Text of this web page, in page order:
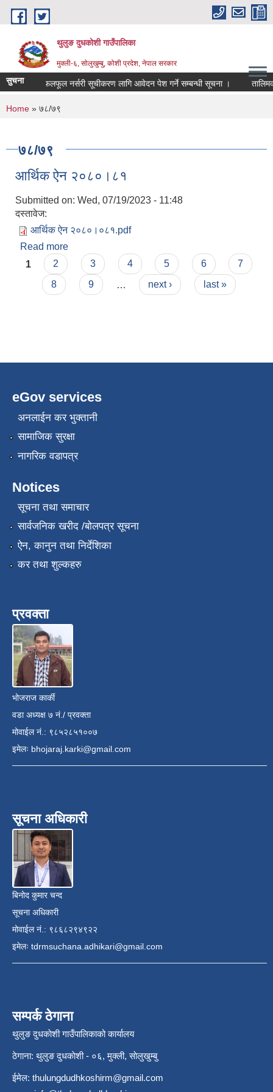
Skip to main content
थुलुङ दुधकोशी गाउँपालिका
मुक्ली-६, सोलुखुम्बु, कोशी प्रदेश, नेपाल सरकार
सुचनानिजि फलफूल नर्सरी सूचीकरण लागि आवेदन पेश गर्ने सम्बन्धी सूचना ।
You are here
Home » ७८/७९
७८/७९
आर्थिक ऐन २०८०।८१
Submitted on: Wed, 07/19/2023 - 11:48
दस्तावेज:
आर्थिक ऐन २०८०।०८१.pdf
Read more
Pages
1 2 3 4 5 6
7
8
9 next › last »
eGov services
अनलाईन कर भुक्तानी
सामाजिक सुरक्षा
नागरिक वडापत्र
Notices
सूचना तथा समाचार
सार्वजनिक खरीद /बोलपत्र सूचना
ऐन, कानुन तथा निर्देशिका
कर तथा शुल्कहरु
प्रवक्ता
भोजराज कार्की
वडा अध्यक्ष ७ नं./ प्रवक्ता
मोवाईल नं.: ९८५२८५१००७
इमेलः bhojaraj.karki@gmail.com
सूचना अधिकारी
बिनोद कुमार चन्द
सूचना अधिकारी
मोवाईल नं.: ९८६८२९४९२२
इमेलः tdrmsuchana.adhikari@gmail.com
सम्पर्क ठेगाना
थुलुङ दुधकाेशी गाउँपालिकाको कार्यालय
ठेगाना: थुलुङ दुधकाेशी - ०६, मुक्ली, साेलुखुम्बु
ईमेल: thulungdudhkoshirm@gmail.com